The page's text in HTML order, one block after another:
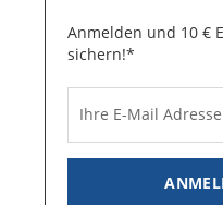
Anmelden und 10 €
sichern!*
Ihre E-Mail Adresse